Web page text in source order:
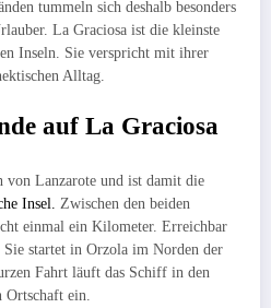
tummeln sich deshalb besonders
La Graciosa ist die kleinste
Inseln. Sie verspricht mit ihrer
Alltag.
auf La Graciosa
von Lanzarote und ist damit die
Insel.
Zwischen den beiden
einmal ein Kilometer. Erreichbar
startet in Orzola im Norden der
Fahrt läuft das Schiff in den
Ortschaft ein.